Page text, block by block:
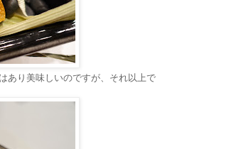
あり美味しいのですが、それ以上で